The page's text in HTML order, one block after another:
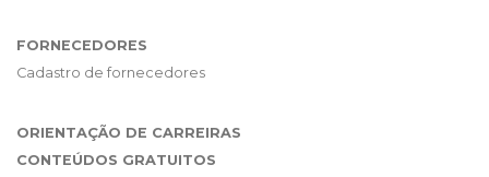
FORNECEDORES
Cadastro de fornecedores
ORIENTAÇÃO DE CARREIRAS
CONTEÚDOS GRATUITOS